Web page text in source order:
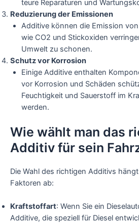
teure Reparaturen und
Reduzierung der Emissionen
Additive können die Emission
wie CO2 und Stickoxiden
Umwelt zu schonen.
Schutz vor Korrosion
Einige Additive enthalten
vor Korrosion und Schäden
Feuchtigkeit und Sauerstoff im
werden.
Wie wählt man das
Additiv für sein
Die Wahl des richtigen Additivs
Faktoren ab:
Kraftstoffart: Wenn Sie ein
Additive, die speziell für Diesel